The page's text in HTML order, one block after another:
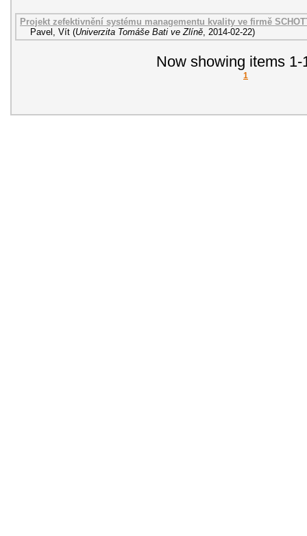
Projekt zefektivnění systému managementu kvality ve firmě
Pavel, Vít (Univerzita Tomáše Bati ve Zlíně 2014-02-22)
Now showing items 1-
1